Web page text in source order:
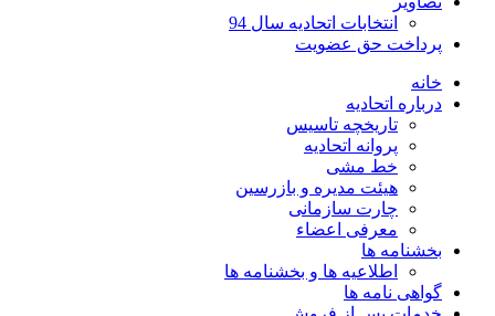
انتخابات اتحادیه سال 94
پرداخت حق عضویت
خانه
درباره اتحادیه
تاریخچه تاسیس
پروانه اتحادیه
خط مشی
هیئت مدیره و بازرسین
چارت سازمانی
معرفی اعضاء
بخشنامه ها
اطلاعیه ها و بخشنامه ها
گواهی نامه ها